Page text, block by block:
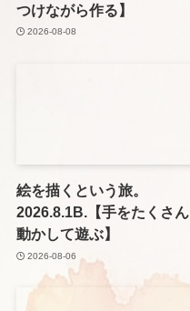
つけながら作る】
2026-08-08
絵を描くという旅。
2026.8.1B.【手をたくさん
動かして遊ぶ】
2026-08-06